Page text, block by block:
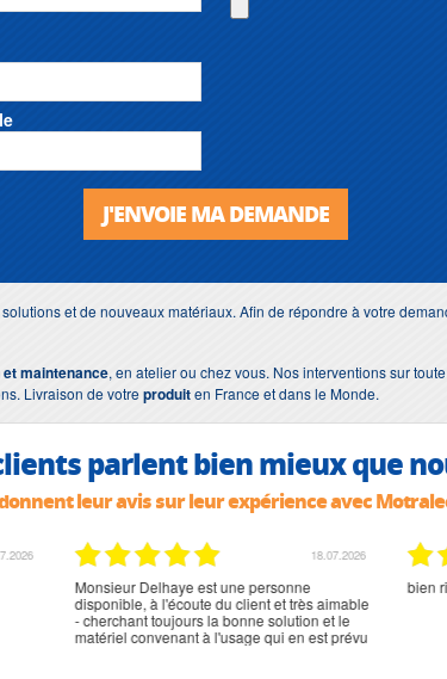
J'ENVOIE MA DEMANDE
et de nouveaux matériaux. Afin de répondre à votre
maintenance, en atelier ou chez vous. Nos interventions sur
Livraison de votreproduiten France et dans le Monde.
parlent bien mieux que
leur avis sur leur expérience avec
02.07.2026
rien à signaler, très content